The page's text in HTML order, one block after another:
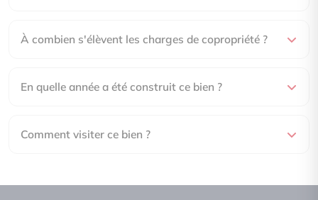
À combien s'élèvent les charges de copropriété ?
En quelle année a été construit ce bien ?
Comment visiter ce bien ?